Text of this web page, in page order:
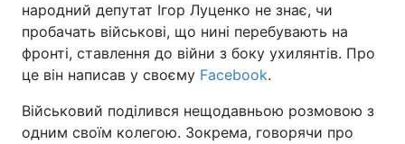
народний депутат Ігор Луценко не знає, чи
пробачать військові, що нині перебувають на
фронті, ставлення до війни з боку ухилянтів. Про
це він написав у своєму Facebook.
Військовий поділився нещодавньою розмовою з
одним своїм колегою. Зокрема, говорячи про